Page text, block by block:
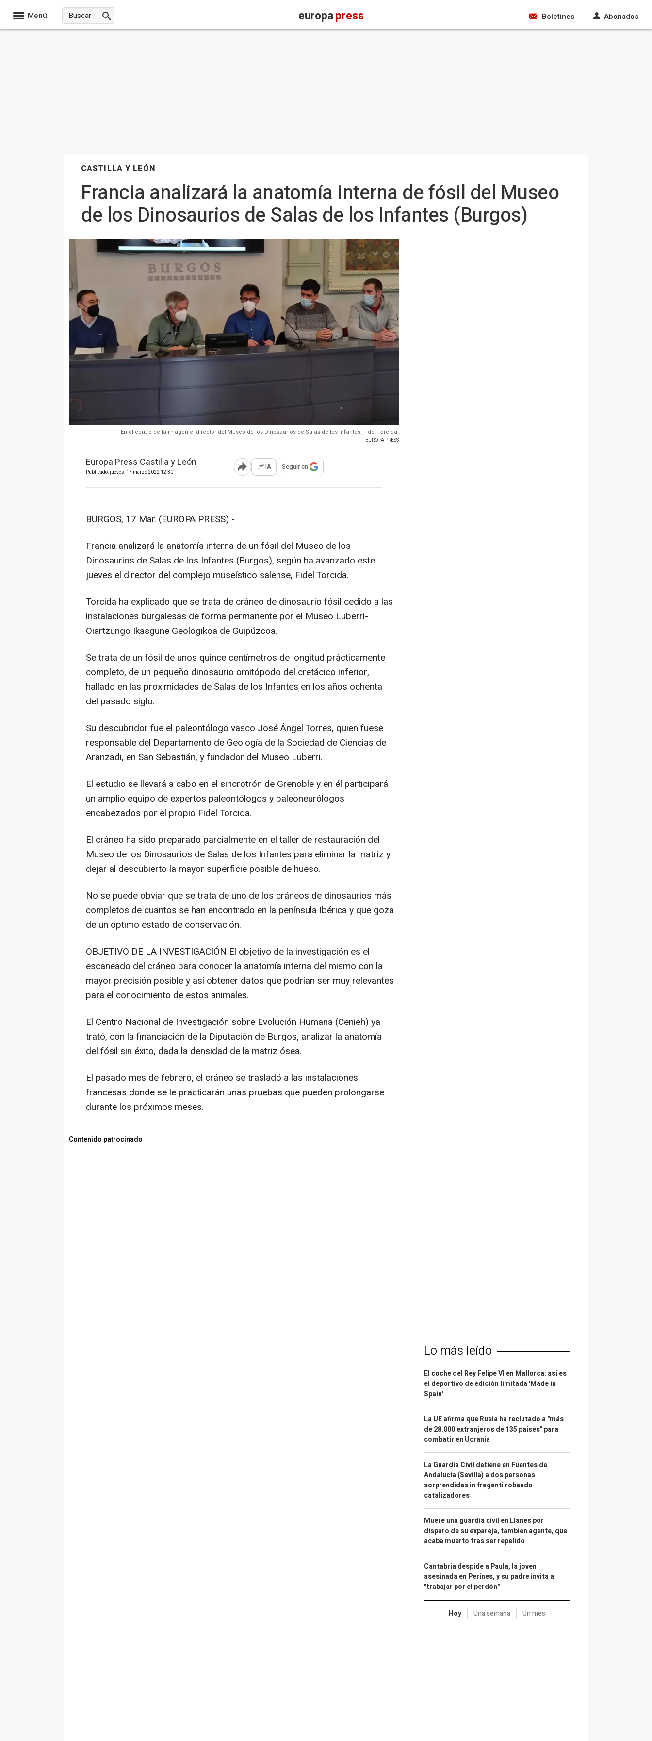
Menú europapress Boletines Abonados
CASTILLA Y LEÓN
Francia analizará la anatomía interna de fósil del Museo
de los Dinosaurios de Salas de los Infantes (Burgos)
En el centro de la imagen el director del Museo de los Dinosaurios de Salas de los Infantes, Fidel Torcida.
- EUROPA PRESS
Europa Press Castilla y León
Publicado: jueves, 17 marzo 2022 12:30 Abrir opciones para compartir
IA Seguir en
BURGOS, 17 Mar. (EUROPA PRESS) -
Francia analizará la anatomía interna de un fósil del Museo de los
Dinosaurios de Salas de los Infantes (Burgos), según ha avanzado este
jueves el director del complejo museístico salense, Fidel Torcida.
Torcida ha explicado que se trata de cráneo de dinosaurio fósil cedido a las
instalaciones burgalesas de forma permanente por el Museo Luberri-
Oiartzungo Ikasgune Geologikoa de Guipúzcoa.
Se trata de un fósil de unos quince centímetros de longitud prácticamente
completo, de un pequeño dinosaurio omitópodo del cretácico inferior,
hallado en las proximidades de Salas de los Infantes en los años ochenta
del pasado siglo.
Su descubridor fue el paleontólogo vasco José Ángel Torres, quien fuese
responsable del Departamento de Geología de la Sociedad de Ciencias de
Aranzadi, en San Sebastián, y fundador del Museo Luberri.
El estudio se llevará a cabo en el sincrotrón de Grenoble y en él participará
un amplio equipo de expertos paleontólogos y paleoneurólogos
encabezados por el propio Fidel Torcida.
El cráneo ha sido preparado parcialmente en el taller de restauración del
Museo de los Dinosaurios de Salas de los Infantes para eliminar la matriz y
dejar al descubierto la mayor superficie posible de hueso.
No se puede obviar que se trata de uno de los cráneos de dinosaurios más
completos de cuantos se han encontrado en la península Ibérica y que goza
de un óptimo estado de conservación.
OBJETIVO DE LA INVESTIGACIÓN El objetivo de la investigación es el
escaneado del cráneo para conocer la anatomía interna del mismo con la
mayor precisión posible y así obtener datos que podrían ser muy relevantes
para el conocimiento de estos animales.
El Centro Nacional de Investigación sobre Evolución Humana (Cenieh) ya
trató, con la financiación de la Diputación de Burgos, analizar la anatomía
del fósil sin éxito, dada la densidad de la matriz ósea.
El pasado mes de febrero, el cráneo se trasladó a las instalaciones
francesas donde se le practicarán unas pruebas que pueden prolongarse
durante los próximos meses.
Contenido patrocinado
Lo más leído
El coche del Rey Felipe VI en Mallorca: así es
el deportivo de edición limitada 'Made in
Spain'
La UE afirma que Rusia ha reclutado a "más
de 28.000 extranjeros de 135 países" para
combatir en Ucrania
La Guardia Civil detiene en Fuentes de
Andalucía (Sevilla) a dos personas
sorprendidas in fraganti robando
catalizadores
Muere una guardia civil en Llanes por
disparo de su expareja, también agente, que
acaba muerto tras ser repelido
Cantabria despide a Paula, la joven
asesinada en Perines, y su padre invita a
"trabajar por el perdón"
Hoy Una semana Un mes